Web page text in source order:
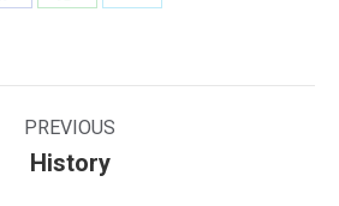
Share
Share
Share
PREVIOUS
Previous
History